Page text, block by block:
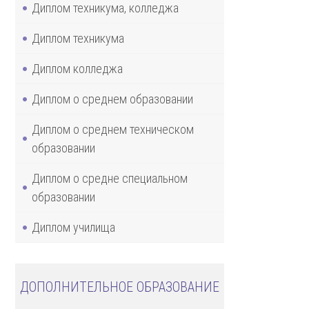
Диплом техникума, колледжа
Диплом техникума
Диплом колледжа
Диплом о среднем образовании
Диплом о среднем техническом
образовании
Диплом о средне специальном
образовании
Диплом училища
ДОПОЛНИТЕЛЬНОЕ ОБРАЗОВАНИЕ